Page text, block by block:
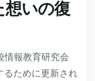
いの復
情報教育研究会
るために更新され